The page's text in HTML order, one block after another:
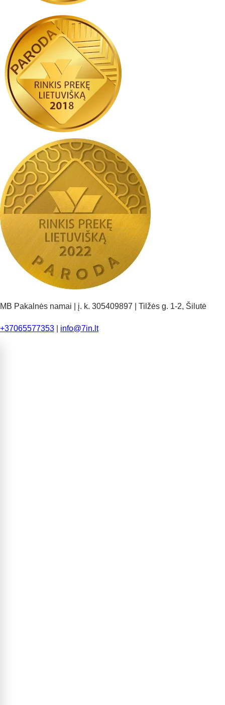
MB Pakalnės namai | į. k. 305409897 | Tilžės g. 1-2, Šilutė
+37065577353 info@7in.lt